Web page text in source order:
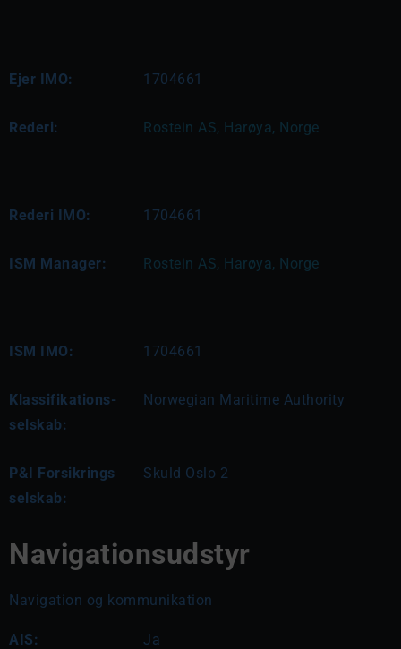
Ejer IMO: 1704661
Rederi: Rostein AS, Harøya, Norge
Rederi IMO: 1704661
ISM Manager: Rostein AS, Harøya, Norge
ISM IMO: 1704661
Klassifikations-
selskab:
Norwegian Maritime Authority
P&I Forsikrings
selskab:
Skuld Oslo 2
Navigationsudstyr
Navigation og kommunikation
AIS: Ja